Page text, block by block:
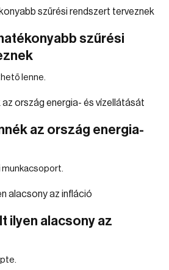
szűrési
lenne.
az ország energia-
munkacsoport.
ilyen alacsony az